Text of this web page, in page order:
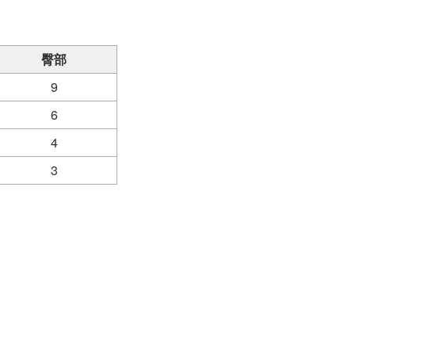
臀部
9
6
4
3